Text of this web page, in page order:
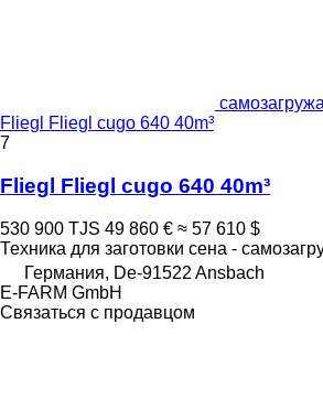
Fliegl Fliegl cugo 640 40m³
7
Fliegl Fliegl cugo 640 40m³
530 900 TJS 49 860 € ≈ 57 610 $
Техника для заготовки сена -
Германия, De-91522 Ansbach
E-FARM GmbH
Связаться с продавцом